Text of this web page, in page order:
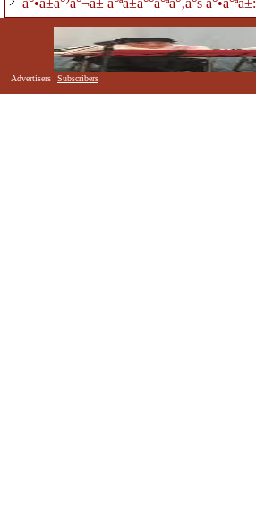
à°•à±à°²à°¬à± à°ªà±à°°à°ªà°‚à°š à°•à°ªà±:
Advertisers Subscribers